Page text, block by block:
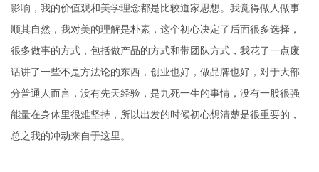
影响，我的价值观和美学理念都是比较道家思想。我觉得做人做事
顺其自然，我对美的理解是朴素，这个初心决定了后面很多选择，
很多做事的方式，包括做产品的方式和带团队方式，我花了一点废
话讲了一些不是方法论的东西，创业也好，做品牌也好，对于大部
分普通人而言，没有先天经验，是九死一生的事情，没有一股很强
能量在身体里很难坚持，所以出发的时候初心想清楚是很重要的，
总之我的冲动来自于这里。